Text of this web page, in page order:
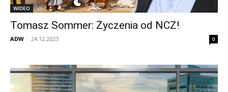
WIDEO
Tomasz Sommer: Życzenia od NCZ!
ADW - 24.12.2023 0